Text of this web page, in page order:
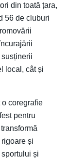
din toată țara,
56 de cluburi
local, cât și
o coregrafie
pentru
și
și